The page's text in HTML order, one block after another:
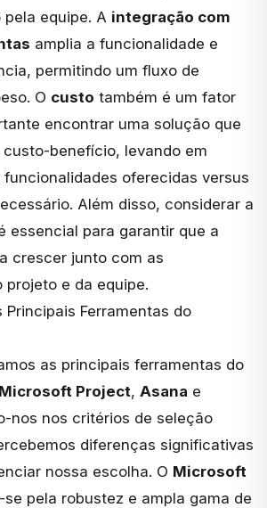
equipe. A integração com
amplia a funcionalidade e
permitindo um fluxo de
O custo também é um fator
encontrar uma solução que
benefício, levando em
oferecidas versus
Além disso, considerar a
essencial para garantir que a
crescer junto com as
projeto e da equipe.
Principais Ferramentas do
as principais ferramentas do
Microsoft Project, Asana e
nos nos critérios de seleção
diferenças significativas
nossa escolha. O Microsoft
pela robustez e ampla gama de